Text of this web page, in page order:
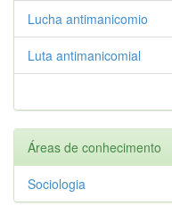
Lucha antimanicomio
Luta antimanicomial
Áreas de conhecimento
Sociologia